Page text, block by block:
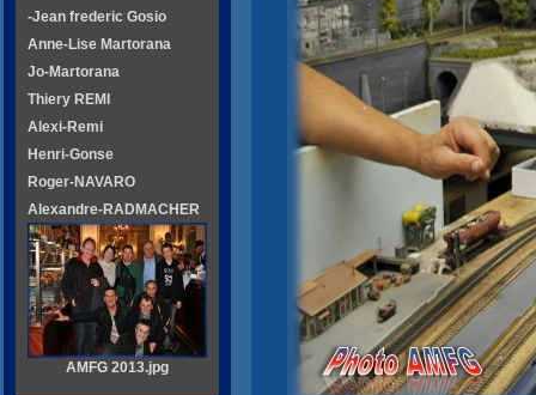
-Jean frederic Gosio
Anne-Lise Martorana
Jo-Martorana
Thiery REMI
Alexi-Remi
Henri-Gonse
Roger-NAVARO
Alexandre-RADMACHER
AMFG 2013.jpg